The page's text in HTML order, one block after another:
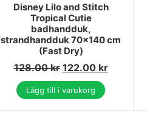
Disney Lilo and Stitch
Tropical Cutie
badhandduk,
strandhandduk 70x140 cm
(Fast Dry)
128.00kr 122.00 kr
Lägg till i varukorg